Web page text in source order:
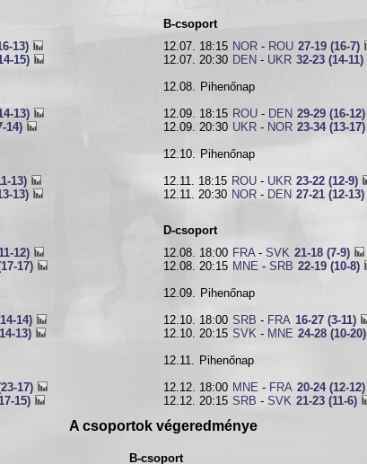
13)
15)
13)
14)
13)
13)
12)
17)
14)
13)
17)
15)
B-csoport
12.07. 18:15 NOR- ROU 27-19 (16-7)
12.07. 20:30 DEN - UKR 32-23 (14-11)
12.08. Pihenőnap
12.09. 18:15 ROU- DEN 29-29 (16-12)
12.09. 20:30 UKR- NOR 23-34 (13-17)
12.10. Pihenőnap
12.11. 18:15 ROU- UKR 23-22 (12-9)
12.11. 20:30 NOR- DEN 27-21 (12-13)
D-csoport
12.08. 18:00 FRA- SVK 21-18 (7-9)
12.08. 20:15 MNE- SRB 22-19 (10-8)
12.09. Pihenőnap
12.10. 18:00 SRB - FRA 16-27 (3-11)
12.10. 20:15 SVK- MNE 24-28 (10-20)
12.11. Pihenőnap
12.12. 18:00 MNE - FRA 20-24 (12-12)
12.12. 20:15 SRB - SVK 21-23 (11-6)
A csoportok végeredménye
B-csoport